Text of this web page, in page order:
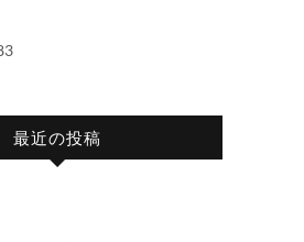
最近の投稿